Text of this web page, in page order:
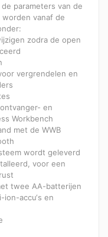
parameters van de
vanaf de
zodra de open
vergrendelen en
en
Workbench
met de WWB
wordt geleverd
voor een
twee AA-batterijen
accu‘s en